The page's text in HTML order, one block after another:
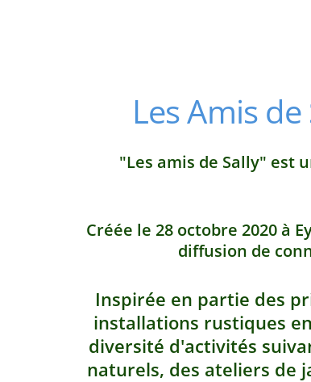
Les Amis
"Les amis de Sally" est
Créée le 28 octobre 2020 à
diffusion de
Inspirée en partie des
installations rustiques
diversité d'activités
naturels, des ateliers de